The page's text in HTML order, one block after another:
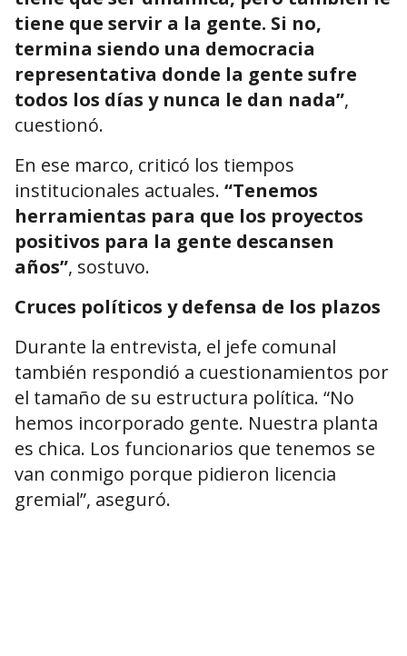
tiene que servir a la gente. Si no,
termina siendo una democracia
representativa donde la gente sufre
todos los días y nunca le dan nada”,
cuestionó.
En ese marco, criticó los tiempos
institucionales actuales. “Tenemos
herramientas para que los proyectos
positivos para la gente descansen
años”, sostuvo.
Cruces políticos y defensa de los plazos
Durante la entrevista, el jefe comunal
también respondió a cuestionamientos por
el tamaño de su estructura política. “No
hemos incorporado gente. Nuestra planta
es chica. Los funcionarios que tenemos se
van conmigo porque pidieron licencia
gremial”, aseguró.